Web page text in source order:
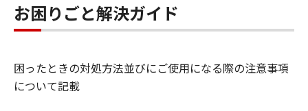
お困りごと解決ガイド
困ったときの対処方法並びにご使用になる際の注意事項
について記載